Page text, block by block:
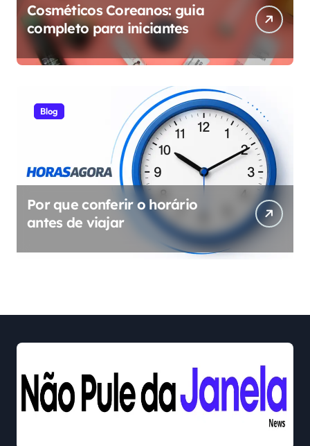
Cosméticos Coreanos: guia
completo para iniciantes
Blog
Por que conferir o horário
antes de viajar